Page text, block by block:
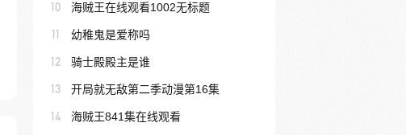
10 海贼王在线观看1002无标题
11 幼稚鬼是爱称吗
12 骑士殿殿主是谁
13 开局就无敌第二季动漫第16集
14 海贼王841集在线观看